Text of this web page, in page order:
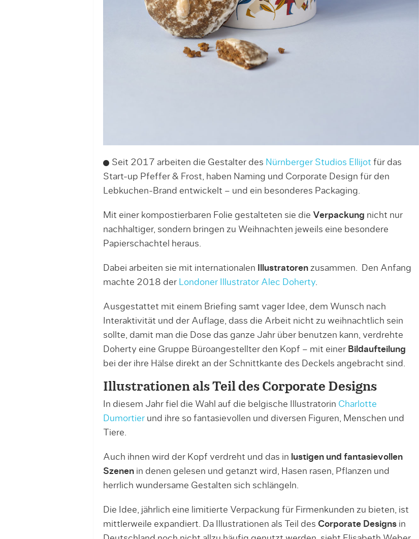
Seit 2017 arbeiten die Gestalter des Nürnberger Studios Ellijot für das
Start-up Pfeffer & Frost, haben Naming und Corporate Design für den
Lebkuchen-Brand entwickelt – und ein besonderes Packaging.
Mit einer kompostierbaren Folie gestalteten sie die Verpackung nicht nur
nachhaltiger, sondern bringen zu Weihnachten jeweils eine besondere
Papierschachtel heraus.
Dabei arbeiten sie mit internationalen Illustratorenzusammen. Den Anfang
machte 2018 der Londoner Illustrator Alec Doherty.
Ausgestattet mit einem Briefing samt vager Idee, dem Wunsch nach
Interaktivität und der Auflage, dass die Arbeit nicht zu weihnachtlich sein
sollte, damit man die Dose das ganze Jahr über benutzen kann, verdrehte
Doherty eine Gruppe Büroangestellter den Kopf – mit einer Bildaufteilung
bei der ihre Hälse direkt an der Schnittkante des Deckels angebracht sind.
Illustrationen als Teil des Corporate Designs
In diesem Jahr fiel die Wahl auf die belgische Illustratorin Charlotte
Dumortierund ihre so fantasievollen und diversen Figuren, Menschen und
Tiere.
Auch ihnen wird der Kopf verdreht und das in lustigen und fantasievollen
Szenenin denen gelesen und getanzt wird, Hasen rasen, Pflanzen und
herrlich wundersame Gestalten sich schlängeln.
Die Idee, jährlich eine limitierte Verpackung für Firmenkunden zu bieten, ist
mittlerweile expandiert. Da Illustrationen als Teil des Corporate Designsin